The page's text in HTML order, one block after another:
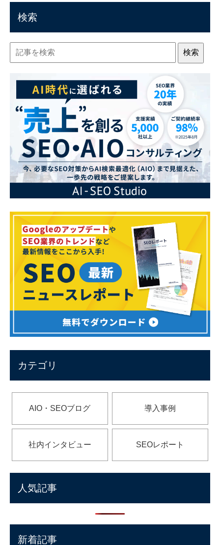
検索
検索
カテゴリ
AIO・SEOブログ 導入事例
社内インタビュー SEOレポート
人気記事
新着記事